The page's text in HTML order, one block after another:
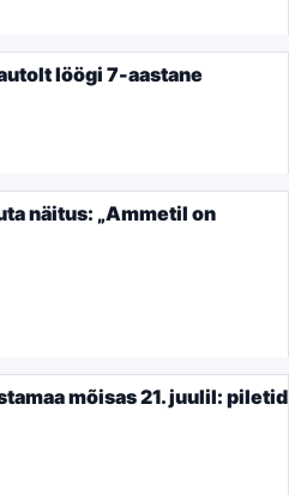
löögi 7-aastane
näitus: „Ammetil on
mõisas 21. juulil: piletid